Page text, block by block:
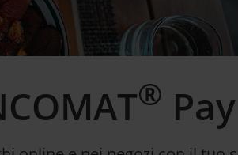
® Pay